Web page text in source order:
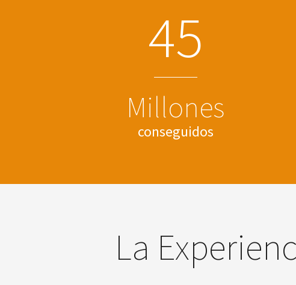
45
Millones
conseguidos
La